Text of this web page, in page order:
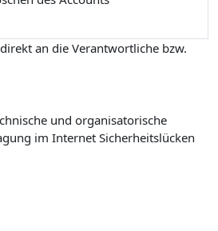
an die Verantwortliche bzw.
und organisatorische
im Internet Sicherheitslücken